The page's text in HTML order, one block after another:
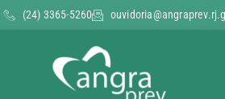
(24) 3365-5260